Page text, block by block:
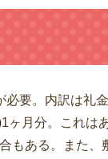
要。内訳は礼
ヶ月分。これは
もある。また、